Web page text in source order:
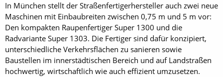
In München stellt der Straßenfertigerhersteller auch zwei neue
Maschinen mit Einbaubreiten zwischen 0,75 m und 5 m vor:
Den kompakten Raupenfertiger Super 1300 und die
Radvariante Super 1303. Die Fertiger sind dafür konzipiert,
unterschiedliche Verkehrsflächen zu sanieren sowie
Baustellen im innerstädtischen Bereich und auf Landstraßen
hochwertig, wirtschaftlich wie auch effizient umzusetzen.